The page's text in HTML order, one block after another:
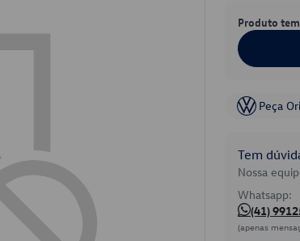
Produto
Peça
Tem
Nossa
Whatsapp:
(41)
(apenas